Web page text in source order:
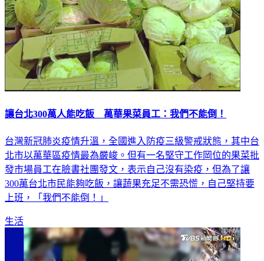
讓台北300萬人能吃飯 萬華果菜員工：我們不能倒！
台灣新冠肺炎疫情升溫，全國進入防疫三級警戒狀態，其中台
北市以萬華區疫情最為嚴峻。但有一名堅守工作岡位的果菜批
發市場員工在臉書社團發文，表示自己沒有染疫，但為了讓
300萬台北市民能夠吃飯，讓蔬果充足不需恐慌，自己堅持要
上班，「我們不能倒！」
生活